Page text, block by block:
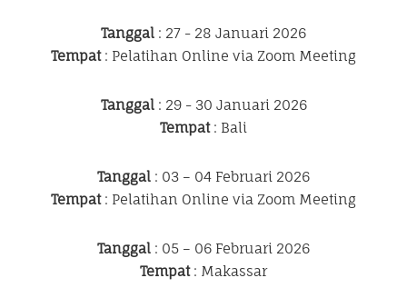
Tanggal : 27 - 28 Januari 2026
Tempat: Pelatihan Online via Zoom Meeting
Tanggal: 29 - 30 Januari 2026
Tempat: Bali
Tanggal : 03 – 04 Februari 2026
Tempat: Pelatihan Online via Zoom Meeting
Tanggal : 05 – 06 Februari 2026
Tempat: Makassar